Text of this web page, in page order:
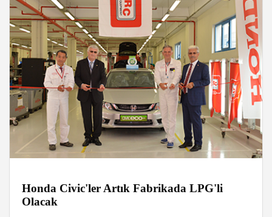
Honda Civic'ler Artık Fabrikada LPG'li
Olacak